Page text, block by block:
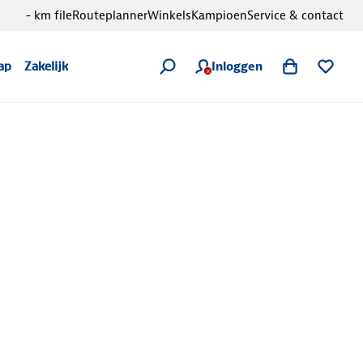
Zakelijk Inloggen
- km fileRouteplannerWinkelsKampioenService & contact